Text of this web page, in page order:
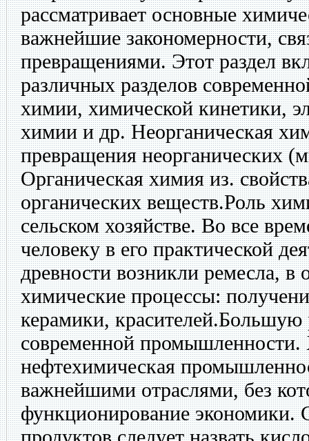
рассматривает основные
важнейшие закономерности,
превращениями. Этот раздел
различных разделов
химии, химической кинетики,
химии и др. Неорганическая
превращения неорганических
Органическая химия из.
органических веществ.Роль
сельском хозяйстве. Во все
человеку в его практической
древности возникли ремесла, в
химические процессы:
керамики, красителей.Большую
современной промышленности.
нефтехимическая
важнейшими отраслями, без
функционирование экономики.